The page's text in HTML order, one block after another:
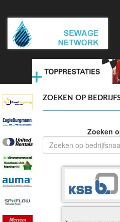
ZOEKEN OP
Zoeken